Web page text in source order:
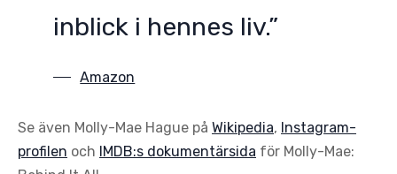
inblick i hennes liv.”
Amazon
Se även Molly-Mae Hague på Wikipedia, Instagram-
profilen och IMDB:s dokumentärsida för Molly-Mae: